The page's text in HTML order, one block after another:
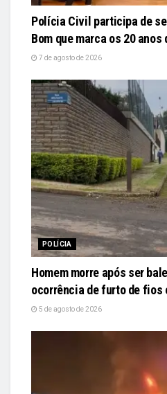
Polícia Civil participa de
Bom que marca os 20
7 de agosto de 2026
POLÍCIA
Homem morre após ser
ocorrência de furto de fios
5 de agosto de 2026